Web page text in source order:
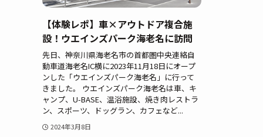
【体験レポ】車×アウトドア複合施
設！ウエインズパーク海老名に訪問
先日、神奈川県海老名市の首都圏中央連絡自
動車道海老名IC横に2023年11月18日にオープ
ンした「ウエインズパーク海老名」に行って
きました。 ウエインズパーク海老名は車、キ
ャンプ、U-BASE、温浴施設、焼き肉レストラ
ン、スポーツ、ドッグラン、カフェなど...
2024年3月8日